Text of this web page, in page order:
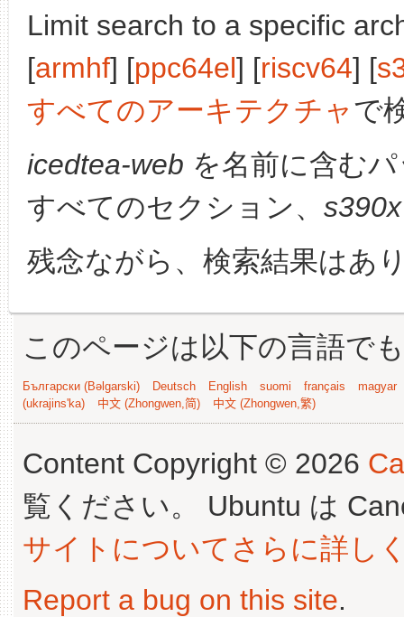
Limit search to a specific
[armhf] [ppc64el] [riscv64] [
すべてのアーキテクチャで
icedtea-web を名前に含む
すべてのセクション、 s390x
残念ながら、検索結果はあ
このページは以下の言語で
Български (Bəlgarski) Deutsch English suomi français
magyar
(ukrajins'ka)
中文 (Zhongwen,简) 中文 (Zhongwen,繁)
Content Copyright © 2026
覧ください。 Ubuntu は
サイトについてさらに詳し
Report a bug on this site.